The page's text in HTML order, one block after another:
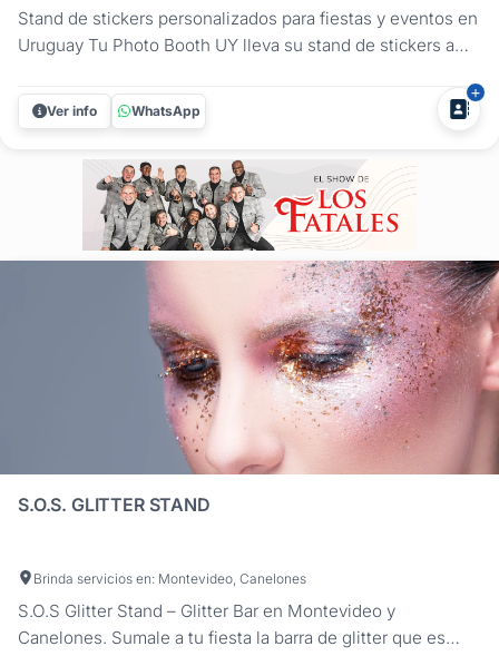
Stand de stickers personalizados para fiestas y eventos en
Uruguay Tu Photo Booth UY lleva su stand de stickers a
aniversarios y eventos corporativos. En cada caso el
diseño se adapta al contexto: para eventos de empresa,
Ver info WhatsApp
S.O.S. GLITTER STAND
Brinda servicios en: Montevideo, Canelones
S.O.S Glitter Stand – Glitter Bar en Montevideo y
Canelones. Sumale a tu fiesta la barra de glitter que es